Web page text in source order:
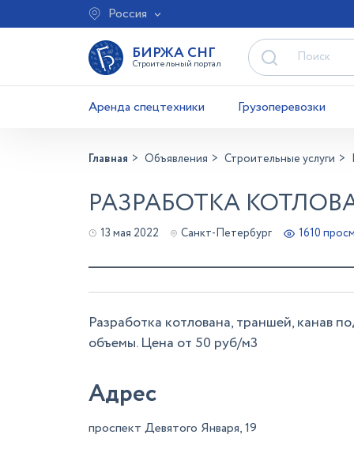
Россия
БИРЖА СНГ
Строительный портал
Аренда спецтехники Грузоперевозки
Главная Объявления Строительные услуги
РАЗРАБОТКА
13 мая 2022 Санкт-Петербург 1610
Разработка котлована, траншей, канав
объемы. Цена от 50 руб/м3
Адрес
проспект Девятого Января, 19